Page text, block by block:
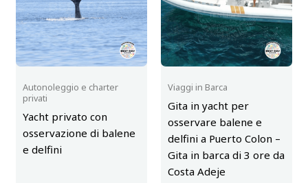
Autonoleggio e charter
privati
Yacht privato con
osservazione di balene
e delfini
Viaggi in Barca
Gita in yacht per
osservare balene e
delfini a Puerto Colon –
Gita in barca di 3 ore da
Costa Adeje